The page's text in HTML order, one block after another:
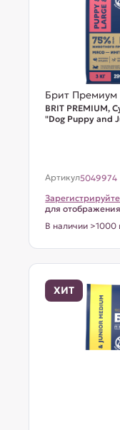
Брит Премиум
BRIT PREMIUM,
"Dog Puppy and
Артикул5049974
для
В наличии >1000
ХИТ